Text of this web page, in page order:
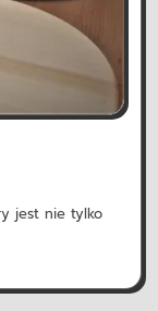
jest nie tylko